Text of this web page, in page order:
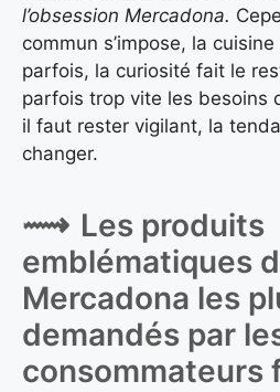
l’obsession Mercadona.
commun s’impose, la
parfois, la curiosité fait le
parfois trop vite les besoins
il faut rester vigilant, la
changer.
Les produits
emblématiques
Mercadona les
demandés par
consommateurs